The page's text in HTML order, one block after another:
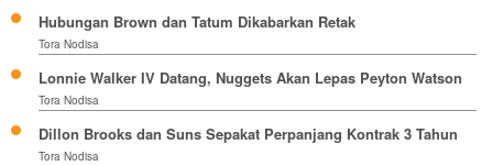
Hubungan Brown dan Tatum Dikabarkan Retak
Tora Nodisa
Lonnie Walker IV Datang, Nuggets Akan Lepas Peyton Watson
Tora Nodisa
Dillon Brooks dan Suns Sepakat Perpanjang Kontrak 3 Tahun
Tora Nodisa